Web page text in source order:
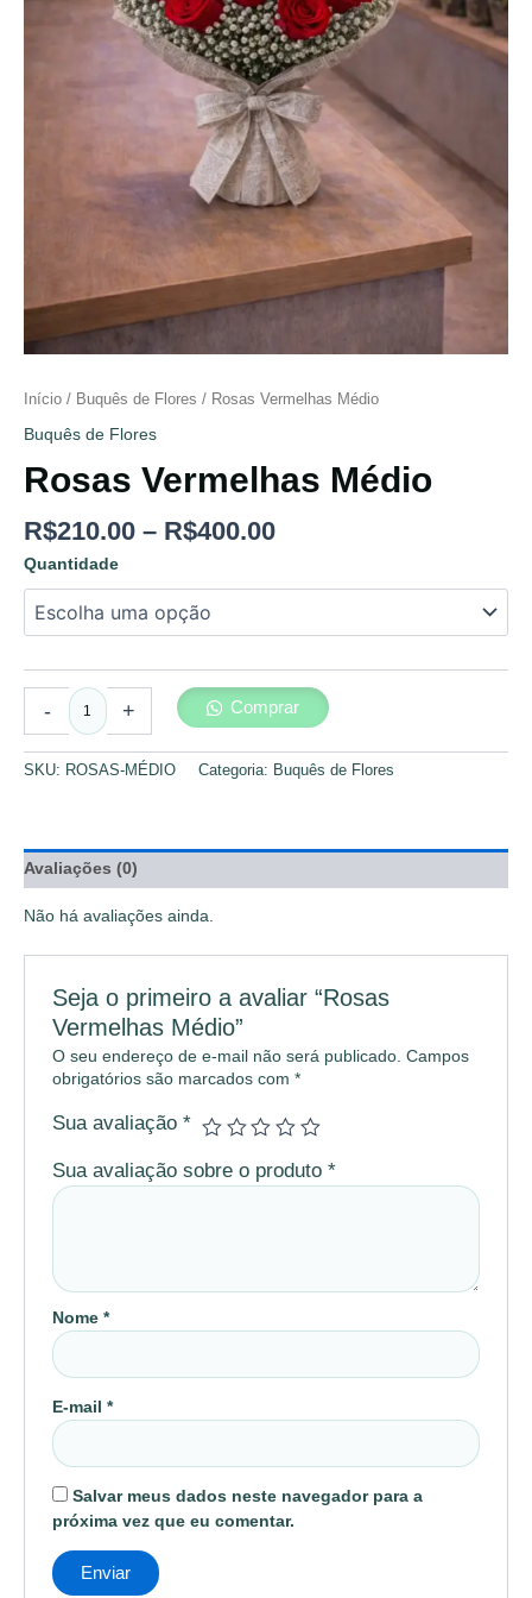
Início / Buquês de Flores / Rosas Vermelhas Médio
Buquês de Flores
Rosas Vermelhas Médio
R$210.00 – R$400.00
Quantidade
- + Comprar
SKU: ROSAS-MÉDIO Categoria: Buquês de Flores
Avaliações (0)
Não há avaliações ainda.
Seja o primeiro a avaliar “Rosas
Vermelhas Médio”
O seu endereço de e-mail não será publicado. Campos
obrigatórios são marcados com*
Sua avaliação*
Sua avaliação sobre o produto*
Nome*
E-mail*
Salvar meus dados neste navegador para a
próxima vez que eu comentar.